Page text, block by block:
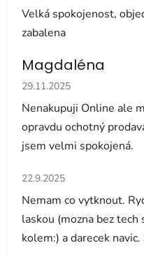
Velká spokojenost,
zabalena
Magdaléna
Hodnocení obchodu je 5
29.11.2025
Nenakupuji Online ale
opravdu ochotný
jsem velmi spokojená.
Hodnocení obchodu je 5
22.9.2025
Nemam co vytknout.
laskou (mozna bez tech
kolem:) a darecek